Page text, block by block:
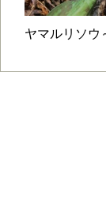
ヤマルリソウ